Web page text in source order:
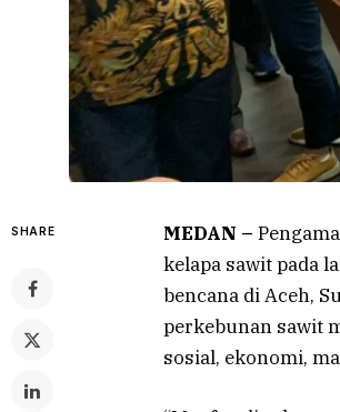
SHARE MEDAN –
kelapa sawit pada
bencana di Aceh,
perkebunan sawit
sosial, ekonomi,